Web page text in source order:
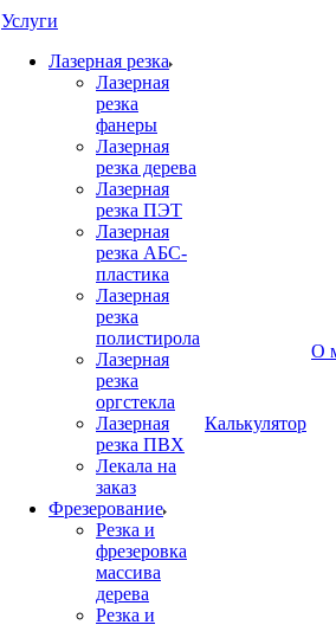
Услуги
Лазерная резка
Лазерная
резка
фанеры
Лазерная
резка дерева
Лазерная
резка ПЭТ
Лазерная
резка АБС-
пластика
Лазерная
резка
полистирола
Лазерная
резка
оргстекла
Лазерная
резка ПВХ
Лекала на
заказ
Фрезерование
Резка и
фрезеровка
массива
дерева
Резка и
Калькулятор
О